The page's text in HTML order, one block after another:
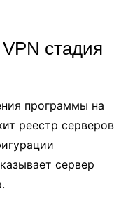
стадия
программы на
реестр серверов
сервер